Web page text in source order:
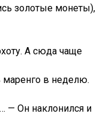
золотые монеты),
А сюда чаще
маренго в неделю.
— Он наклонился и